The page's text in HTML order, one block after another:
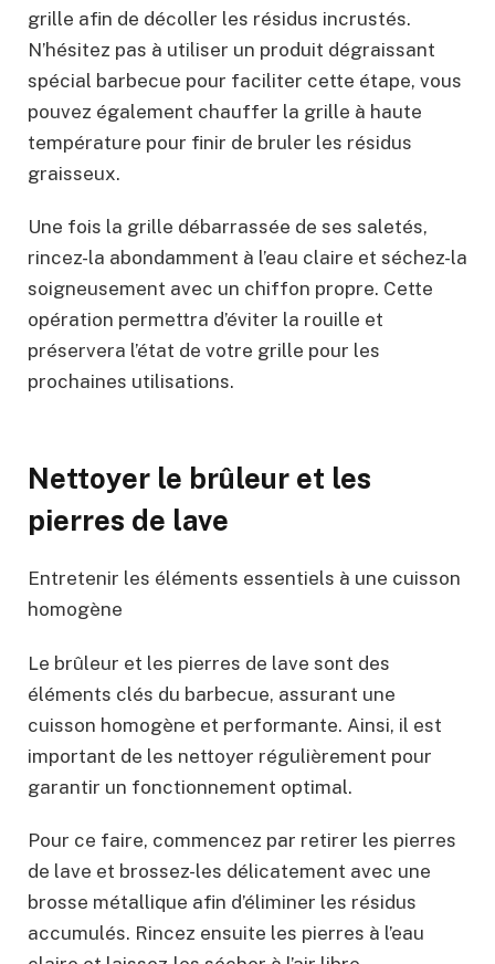
grille afin de décoller les résidus incrustés.
N’hésitez pas à utiliser un produit dégraissant
spécial barbecue pour faciliter cette étape, vous
pouvez également chauffer la grille à haute
température pour finir de bruler les résidus
graisseux.
Une fois la grille débarrassée de ses saletés,
rincez-la abondamment à l’eau claire et séchez-la
soigneusement avec un chiffon propre. Cette
opération permettra d’éviter la rouille et
préservera l’état de votre grille pour les
prochaines utilisations.
Nettoyer le brûleur et les
pierres de lave
Entretenir les éléments essentiels à une cuisson
homogène
Le brûleur et les pierres de lave sont des
éléments clés du barbecue, assurant une
cuisson homogène et performante. Ainsi, il est
important de les nettoyer régulièrement pour
garantir un fonctionnement optimal.
Pour ce faire, commencez par retirer les pierres
de lave et brossez-les délicatement avec une
brosse métallique afin d’éliminer les résidus
accumulés. Rincez ensuite les pierres à l’eau